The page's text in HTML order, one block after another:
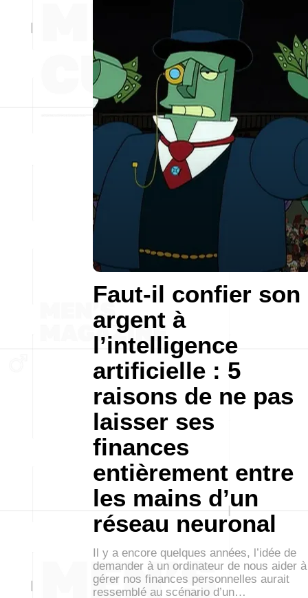
Faut-il confier son
argent à
l’intelligence
artificielle : 5
raisons de ne pas
laisser ses
finances
entièrement entre
les mains d’un
réseau neuronal
Il y a encore quelques années, l’idée de
demander à un ordinateur de nous aider à
gérer nos finances personnelles aurait
ressemblé au scénario d’un…